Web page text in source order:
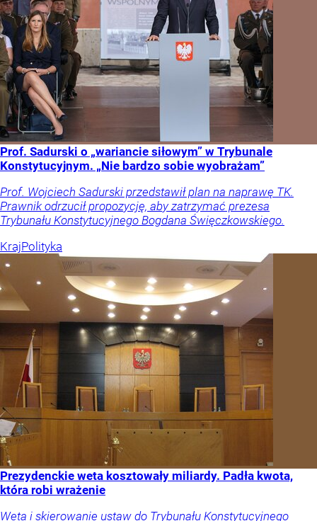
Prof. Sadurski o „wariancie siłowym” w Trybunale
Konstytucyjnym. „Nie bardzo sobie wyobrażam”
Prof. Wojciech Sadurski przedstawił plan na naprawę TK.
Prawnik odrzucił propozycję, aby zatrzymać prezesa
Trybunału Konstytucyjnego Bogdana Święczkowskiego.
KrajPolityka
Prezydenckie weta kosztowały miliardy. Padła kwota,
która robi wrażenie
Weta i skierowanie ustaw do Trybunału Konstytucyjnego